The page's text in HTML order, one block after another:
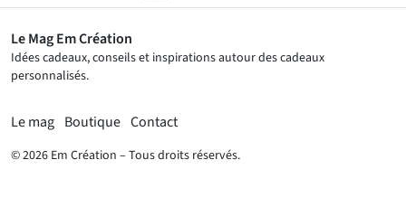
Le Mag Em Création
Idées cadeaux, conseils et inspirations autour des cadeaux
personnalisés.
Le mag Boutique Contact
© 2026 Em Création – Tous droits réservés.